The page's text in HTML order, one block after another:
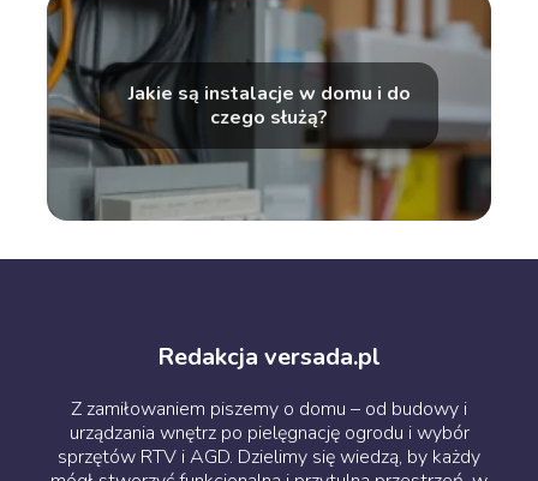
Jakie są instalacje w domu i do
czego służą?
Redakcja versada.pl
Z zamiłowaniem piszemy o domu – od budowy i
urządzania wnętrz po pielęgnację ogrodu i wybór
sprzętów RTV i AGD. Dzielimy się wiedzą, by każdy